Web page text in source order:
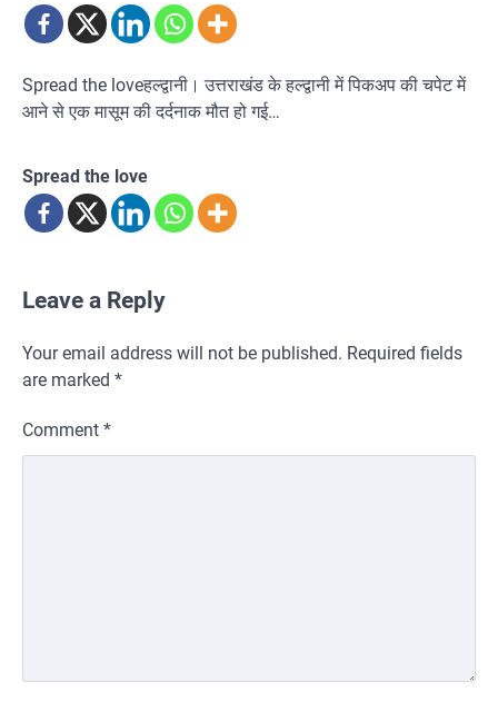
Spread the loveहल्द्वानी। उत्तराखंड के हल्द्वानी में पिकअप की चपेट में
आने से एक मासूम की दर्दनाक मौत हो गई…
Spread the love
Leave a Reply
Your email address will not be published. Required fields
are marked *
Comment *